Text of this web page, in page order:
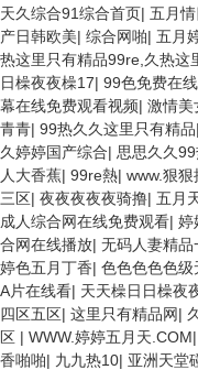
天久综合91综合首页| 五月
产日韩欧美| 综合网啪| 五月
热这里只有精品99re,久热这
日橾夜夜橾17| 99色免费在
幕在线免费观看视频| 激情美
青青| 99热久久这里只有精品|
久婷婷国产综合| 思思久久
人大香蕉| 99re熱| www.狠狠
三区| 夜夜夜夜夜骑撸| 五月
成人综合网在线免费观看| 婷
合网在线播放| 无码人妻精品
婷色五月丁香| 色色色色色级
A片在线看| 天天橾日日橾夜
四区五区| 这里只有精品网|
区 | WWW.婷婷五月天.COM|
香啪啪| 九九热10| 亚洲天堂